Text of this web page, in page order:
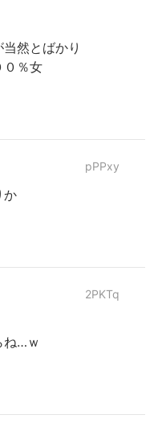
然とばかり
０％女
pPPxy
か
2PKTq
ね…ｗ